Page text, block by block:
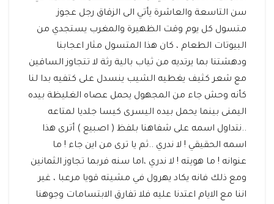
سن التاسعة والعاشرة يأتي الى الزقاق رجل عجوز
متسول كل يوم وقت الظهيرة والمغرب يستجدي من
البيوتات الطعام ، كان هذا المتسول مثار اعجابنا
ودهشتنا بما يرتديه من ثياب بالية رثة لا تتجاوز الساقين
مع شعر كثيف يغطيه الشيب ينسدل على كتفيه بدا لنا
كأنه وحش جاء من المجهول يحمل عصاه الغليظة بيده
اليمنى بينما يحمل بيده اليسرى كيسا جلديا لمتاعه
..نتداول اسمه على شفاهنا بلفظ ( اصبيع ) أترى هذا
اسمه الحقيقي ! لا ندري ..ثم يا ترى من اين جاء ! ما
عنوانه ! ما هويته ! لا ندري ،اما سنه فربما تجاوز الثمانين
ومع ذلك فانه يكاد يهرول في مشيته قويا مرعبا ، غير
اننا مع الايام اعتدنا عليه فلا تفارق الابتسامات وجوهنا